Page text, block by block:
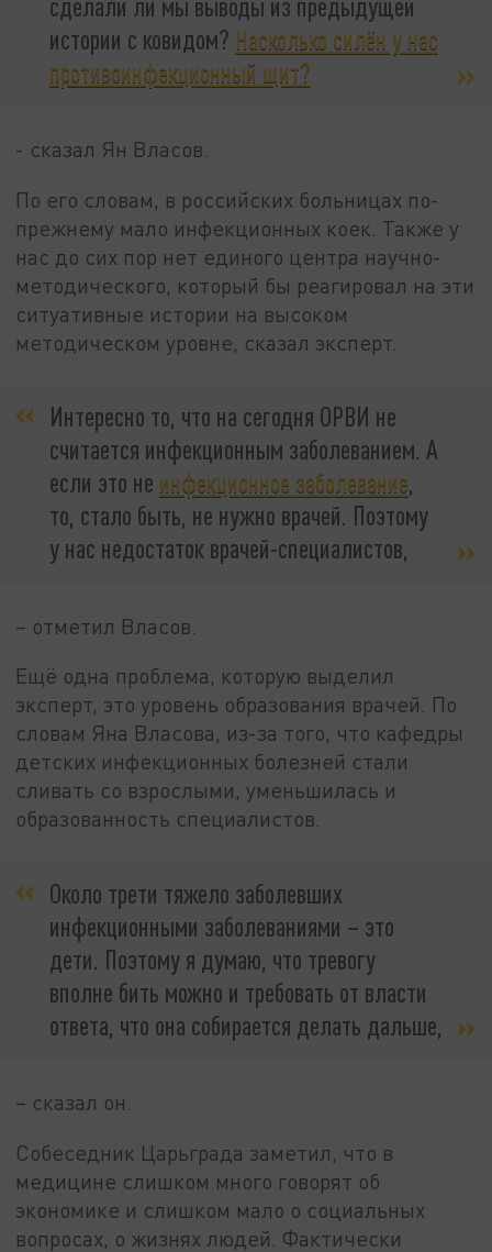
истории с ковидом? Насколько силён у нас
противоинфекционный щит?
- сказал Ян Власов.
По его словам, в российских больницах по-
прежнему мало инфекционных коек. Также у
нас до сих пор нет единого центра научно-
методического, который бы реагировал на эти
ситуативные истории на высоком
методическом уровне, сказал эксперт.
Интересно то, что на сегодня ОРВИ не
считается инфекционным заболеванием. А
если это не инфекционное заболевание,
то, стало быть, не нужно врачей. Поэтому
у нас недостаток врачей-специалистов,
– отметил Власов.
Ещё одна проблема, которую выделил
эксперт, это уровень образования врачей. По
словам Яна Власова, из-за того, что кафедры
детских инфекционных болезней стали
сливать со взрослыми, уменьшилась и
образованность специалистов.
Около трети тяжело заболевших
инфекционными заболеваниями – это
дети. Поэтому я думаю, что тревогу
вполне бить можно и требовать от власти
ответа, что она собирается делать дальше,
– сказал он.
Собеседник Царьграда заметил, что в
медицине слишком много говорят об
экономике и слишком мало о социальных
вопросах, о жизнях людей. Фактически